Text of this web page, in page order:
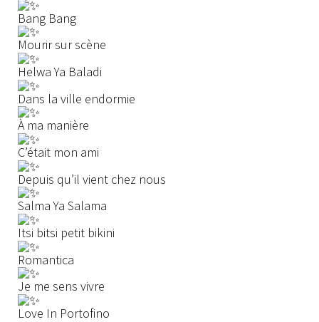
Bang Bang
Mourir sur scène
Helwa Ya Baladi
Dans la ville endormie
À ma manière
C’était mon ami
Depuis qu’il vient chez nous
Salma Ya Salama
Itsi bitsi petit bikini
Romantica
Je me sens vivre
Love In Portofino